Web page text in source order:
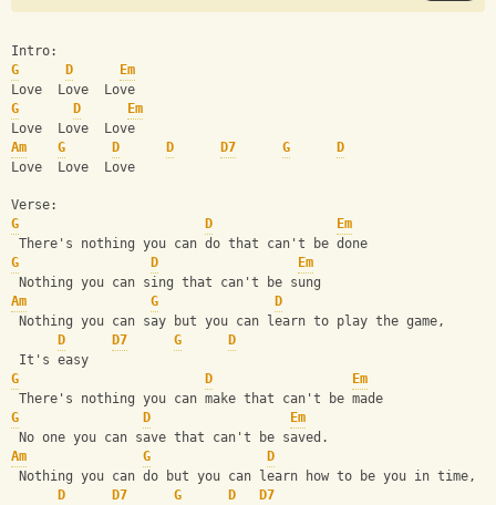
Intro:
G
D
Em
Love  Love  Love
G
D
Em
Love  Love  Love
Am
G D D D7 G
D
Love  Love  Love
Verse:
G
D
Em
There's nothing you can do that can't be done
G
D
Em
Nothing you can sing that can't be sung
Am
G
D
Nothing you can say but you can learn to play the game,
D
D7 G
D
It's easy
G
D
Em
There's nothing you can make that can't be made
G
D
Em
No one you can save that can't be saved.
Am
G
D
Nothing you can do but you can learn how to be you in time,
D
D7 G D
D7